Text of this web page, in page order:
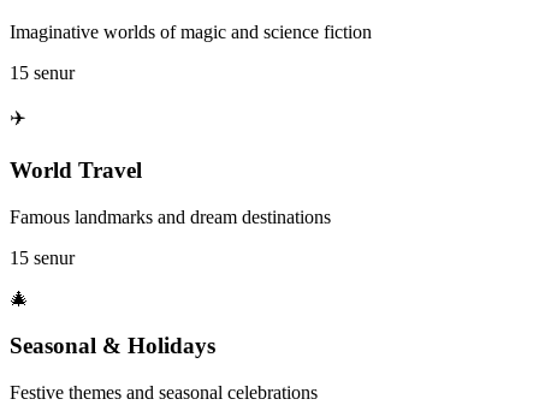
Imaginative worlds of magic and science fiction
15 senur
✈️
World Travel
Famous landmarks and dream destinations
15 senur
🎄
Seasonal & Holidays
Festive themes and seasonal celebrations